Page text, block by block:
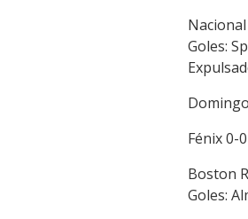
Goles:
Fénix 0-
Boston
Goles: